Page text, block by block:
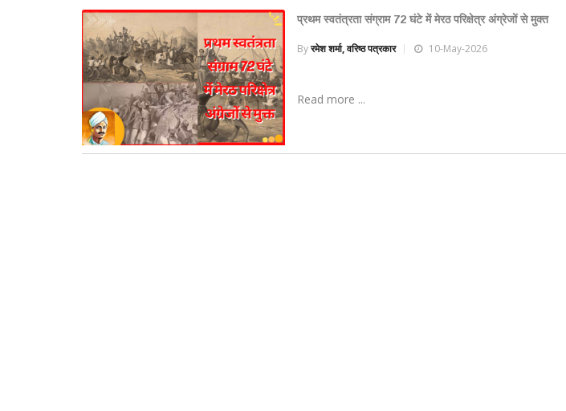
प्रथम स्वतंत्रता संग्राम 72 घंटे में मेरठ परिक्षेत्र अंग्रेजों से मुक्त
Byरमेश शर्मा, वरिष्ठ पत्रकार 10-May-2026
Read more ...